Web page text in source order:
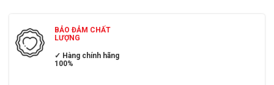
BẢO ĐẢM CHẤT
LƯỢNG
✓ Hàng chính hãng
100%